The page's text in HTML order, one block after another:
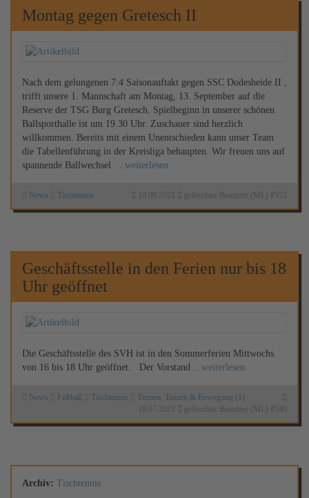
Montag gegen Gretesch II
Nach dem gelungenen 7:4 Saisonauftakt gegen SSC Dodesheide II ,
trifft unsere 1. Mannschaft am Montag, 13. September auf die
Reserve der TSG Burg Gretesch. Spielbeginn in unserer schönen
Ballsporthalle ist um 19.30 Uhr. Zuschauer sind herzlich
willkommen. Bereits mit einem Unentschieden kann unser Team
die Tabellenführung in der Kreisliga behaupten. Wir freuen uns auf
spannende Ballwechsel. ...weiterlesen
News Tischtennis 10.09.2021 gelöschter Benutzer (ML) #552
Geschäftsstelle in den Ferien nur bis 18
Uhr geöffnet
Die Geschäftsstelle des SVH ist in den Sommerferien Mittwochs
von 16 bis 18 Uhr geöffnet. Der Vorstand ...weiterlesen
News Fußball Tischtennis
Turnen, Tanzen & Bewegung (1)
18.07.2021
gelöschter Benutzer (ML) #549
Archiv: Tischtennis